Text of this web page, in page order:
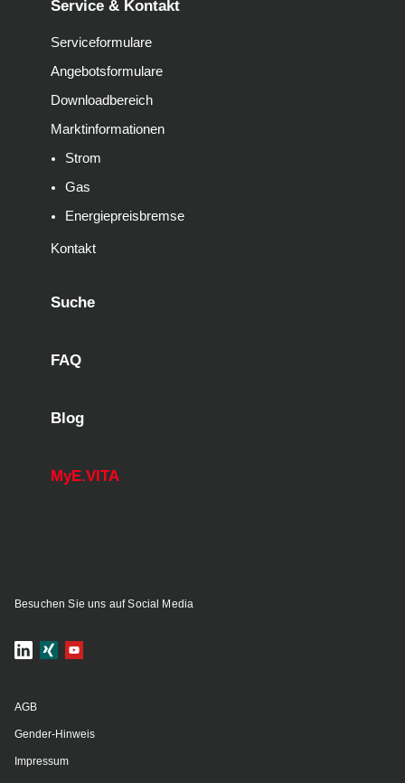
Service & Kontakt
Serviceformulare
Angebotsformulare
Downloadbereich
Marktinformationen
Strom
Gas
Energiepreisbremse
Kontakt
Suche
FAQ
Blog
MyE.VITA
Besuchen Sie uns auf Social Media
AGB
Gender-Hinweis
Impressum